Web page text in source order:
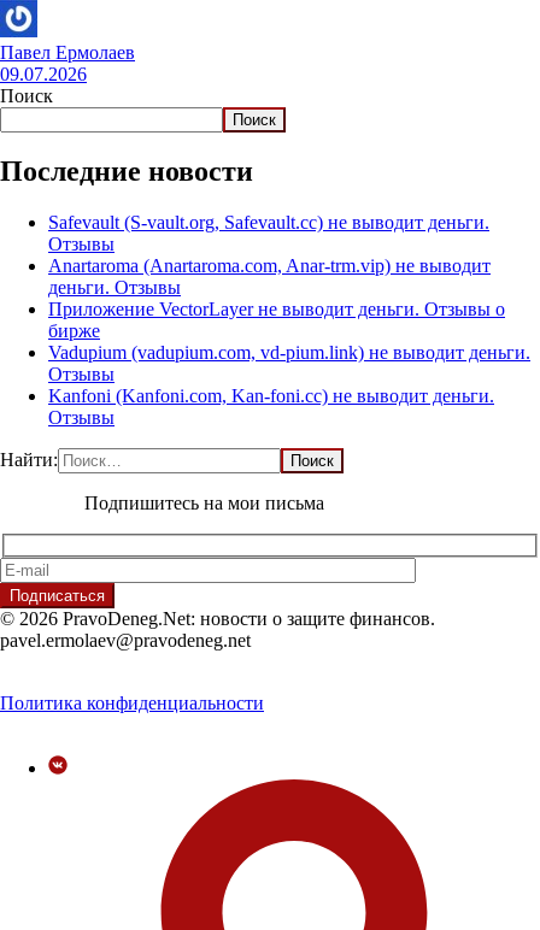
Павел Ермолаев
09.07.2026
Поиск
Поиск
Последние новости
Safevault (S-vault.org, Safevault.cc) не выводит деньги.
Отзывы
Anartaroma (Anartaroma.com, Anar-trm.vip) не выводит
деньги. Отзывы
Приложение VectorLayer не выводит деньги. Отзывы о
бирже
Vadupium (vadupium.com, vd-pium.link) не выводит деньги.
Отзывы
Kanfoni (Kanfoni.com, Kan-foni.cc) не выводит деньги.
Отзывы
Найти:
Подпишитесь на мои письма
© 2026 PravoDeneg.Net: новости о защите финансов.
pavel.ermolaev@pravodeneg.net
Политика конфиденциальности